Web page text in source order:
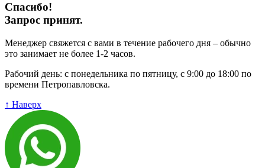
Спасибо!
Запрос принят.
Менеджер свяжется с вами в течение рабочего дня – обычно
это занимает не более 1-2 часов.
Рабочий день: с понедельника по пятницу, с 9:00 до 18:00 по
времени Петропавловска.
↑ Наверх